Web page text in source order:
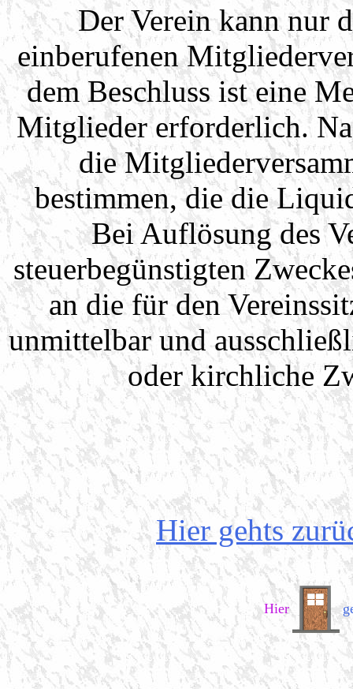
Der Verein kann nur
einberufenen
dem Beschluss ist eine
Mitglieder erforderlich.
die
bestimmen, die die
Bei Auflösung des
steuerbegünstigten
an die für den
unmittelbar und
oder kirchliche
Hier gehts
Hier